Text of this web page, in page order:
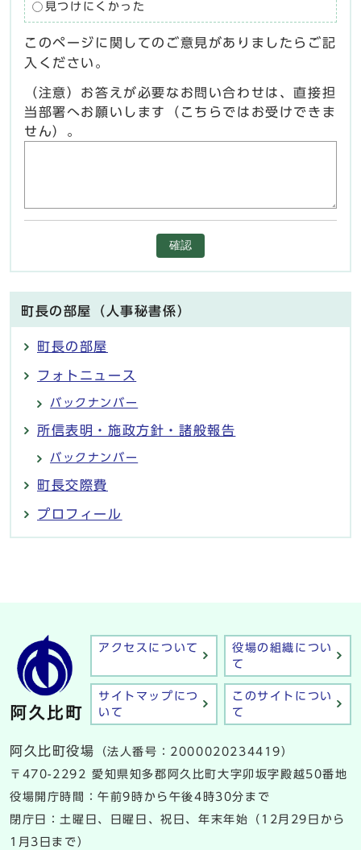
見つけにくかった
このページに関してのご意見がありましたらご記
入ください。
（注意）お答えが必要なお問い合わせは、直接担
当部署へお願いします（こちらではお受けできま
せん）。
確認
町長の部屋（人事秘書係）
町長の部屋
フォトニュース
バックナンバー
所信表明・施政方針・諸般報告
バックナンバー
町長交際費
プロフィール
アクセスについて
役場の組織につい
て
サイトマップにつ
いて
このサイトについ
て
阿久比町役場
（法人番号：2000020234419）
〒470-2292 愛知県知多郡阿久比町大字卯坂字殿越50番地
役場開庁時間：午前9時から午後4時30分まで
閉庁日：土曜日、日曜日、祝日、年末年始（12月29日から
1月3日まで）